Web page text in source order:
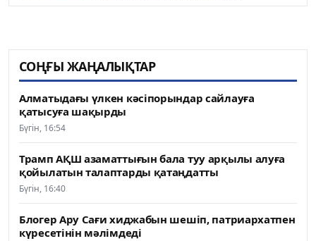
СОҢҒЫ ЖАҢАЛЫҚТАР
Алматыдағы үлкен кәсіпорындар сайлауға
қатысуға шақырды
Бүгін, 16:54
Трамп АҚШ азаматтығын бала туу арқылы алуға
қойылатын талаптарды қатаңдатты
Бүгін, 16:40
Блогер Ару Сағи хиджабын шешіп, патриархатпен
күресетінін мәлімдеді